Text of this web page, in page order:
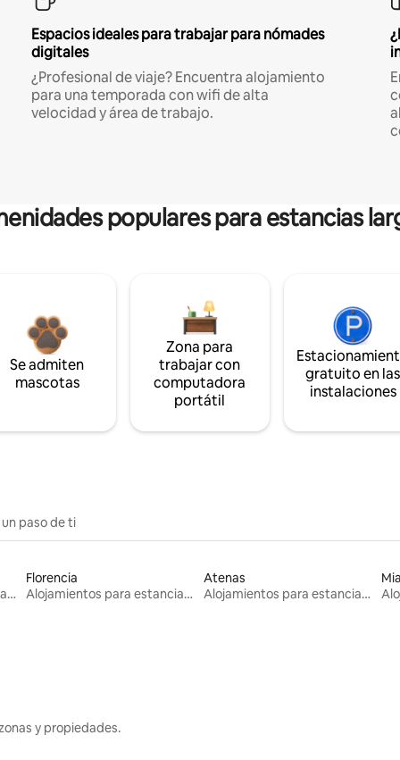
Espacios ideales para trabajar para nómades
digitales
¿Profesional de viaje? Encuentra alojamiento
para una temporada con wifi de alta
velocidad y área de trabajo.
populares para estancias
Se admiten
mascotas
Zona para
trabajar con
computadora
portátil
gratuito en las
instalaciones
paso de ti
Alojamientos para estancias largas
Florencia
Alojamientos para estancias largas
Atenas
Alojamientos para estancias largas
y propiedades.